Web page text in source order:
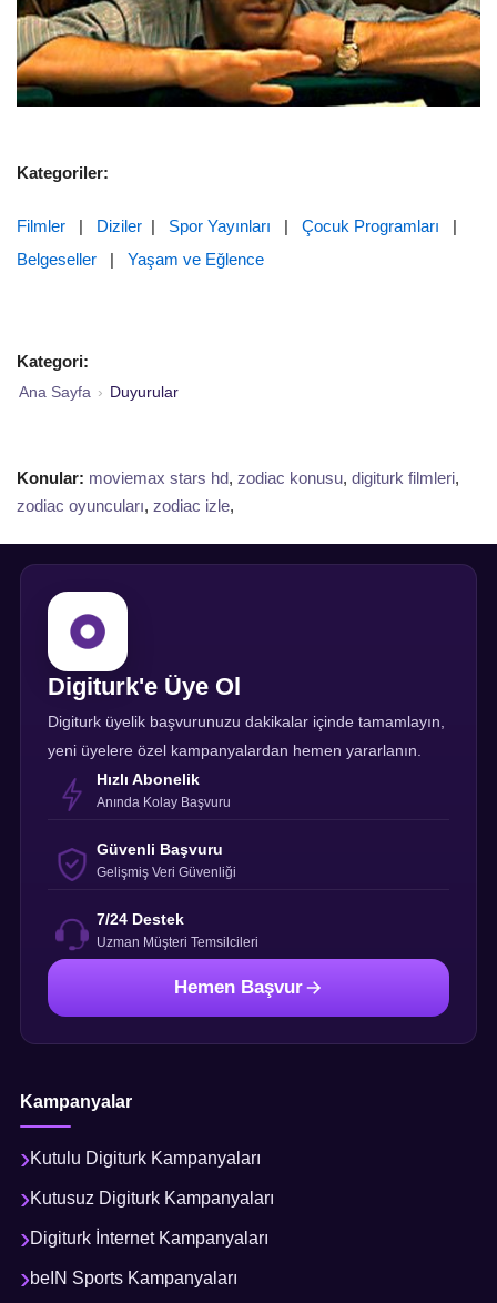
Kategoriler:
Filmler | Diziler | Spor Yayınları | Çocuk Programları |
Belgeseller | Yaşam ve Eğlence
Kategori:
Ana Sayfa › Duyurular
Konular: moviemax stars hd, zodiac konusu, digiturk filmleri,
zodiac oyuncuları, zodiac izle,
Digiturk'e Üye Ol
Digiturk üyelik başvurunuzu dakikalar içinde tamamlayın,
yeni üyelere özel kampanyalardan hemen yararlanın.
Hızlı Abonelik
Anında Kolay Başvuru
Güvenli Başvuru
Gelişmiş Veri Güvenliği
7/24 Destek
Uzman Müşteri Temsilcileri
Hemen Başvur
Kampanyalar
Kutulu Digiturk Kampanyaları
Kutusuz Digiturk Kampanyaları
Digiturk İnternet Kampanyaları
beIN Sports Kampanyaları